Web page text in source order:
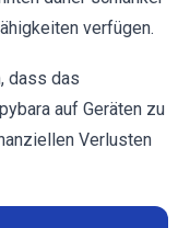
verfügen.
dass das
auf Geräten zu
Verlusten